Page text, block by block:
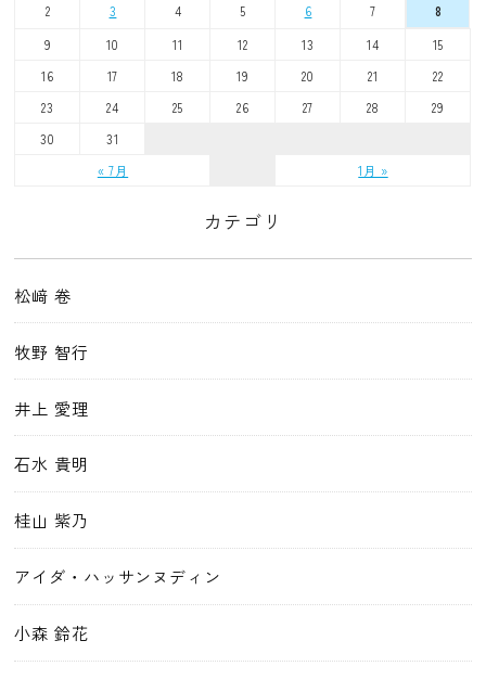
« 7月 1月 »
2
3 4 5 6 7
8
9
10 11 12 13 14
15
16
17 18 19 20 21
22
23
24 25 26 27 28
29
30
31
カテゴリ
松﨑 卷
牧野 智行
井上 愛理
石水 貴明
桂山 紫乃
アイダ・ハッサンヌディン
小森 鈴花